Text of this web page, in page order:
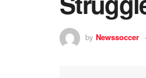
by Newssoccer